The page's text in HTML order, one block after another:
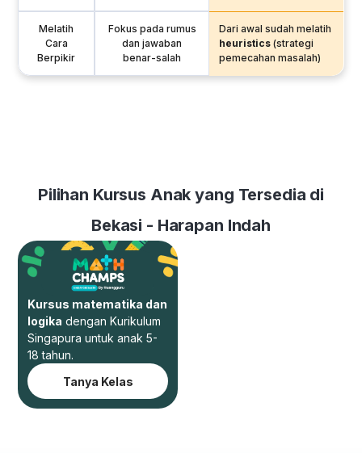
Melatih
Cara
Berpikir
Fokus pada rumus
dan jawaban
benar-salah
Dari awal sudah melatih
heuristics (strategi
pemecahan masalah)
Pilihan Kursus Anak yang Tersedia di
Bekasi - Harapan Indah
Kursus matematika dan
logika dengan Kurikulum
Singapura untuk anak 5-
18 tahun.
Tanya Kelas